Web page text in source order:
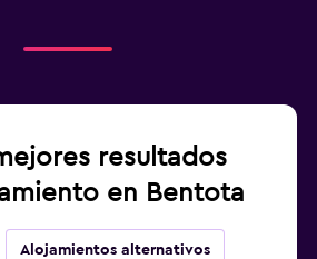
resultados
en Bentota
Alojamientos alternativos